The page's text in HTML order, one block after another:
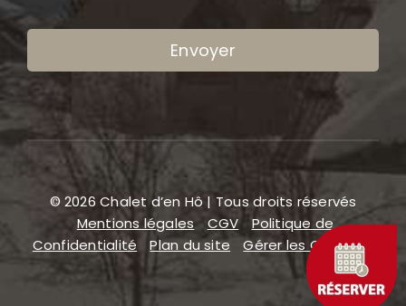
Envoyer
© 2026 Chalet d’en Hô | Tous droits réservés
Mentions légales
CGV
Politique de
Confidentialité
Plan du site Gérer les COOKIES